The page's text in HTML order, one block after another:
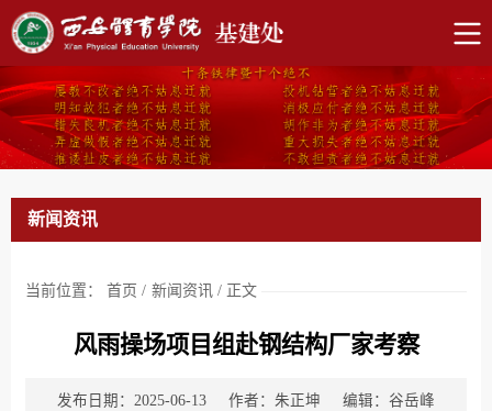
新闻资讯
当前位置： 首页 / 新闻资讯 / 正文
风雨操场项目组赴钢结构厂家考察
发布日期：2025-06-13 作者：朱正坤 编辑：谷岳峰